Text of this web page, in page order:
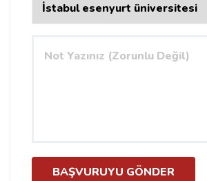
BAŞVURUYU GÖNDER